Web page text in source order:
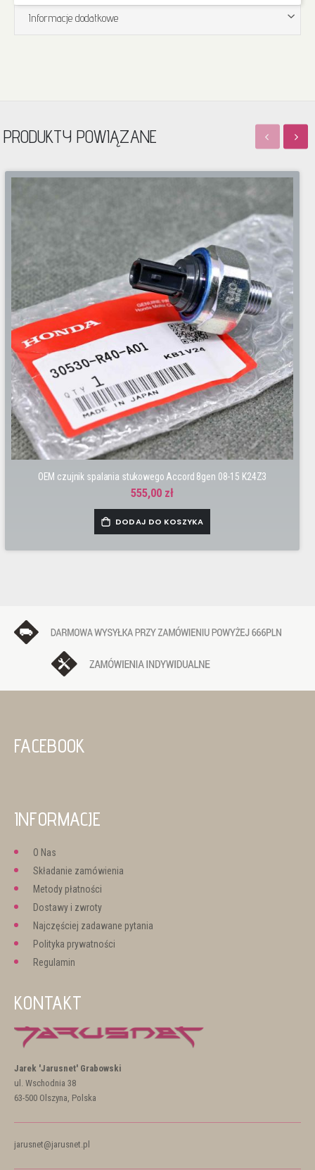
Informacje dodatkowe
PRODUKTY POWIĄZANE
OEM czujnik spalania stukowego Accord 8gen 08-15 K24Z3
555,00 zł
DODAJ DO KOSZYKA
FACEBOOK
INFORMACJE
O Nas
Składanie zamówienia
Metody płatności
Dostawy i zwroty
Najczęściej zadawane pytania
Polityka prywatności
Regulamin
KONTAKT
Jarek 'Jarusnet' Grabowski
ul. Wschodnia 38
63-500 Olszyna, Polska
jarusnet@jarusnet.pl